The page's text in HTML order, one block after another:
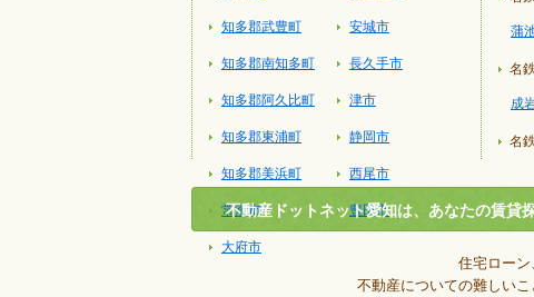
知多郡武豊町
知多郡南知多町
知多郡阿久比町
知多郡東浦町
知多郡美浜町
常滑市
大府市
安城市
長久手市
津市
静岡市
西尾市
豊田市
蒲
名
成
名
不動産ドットネット愛知は、あなたの賃貸
住宅ローン
不動産についての難しい